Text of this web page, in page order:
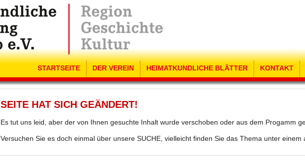
STARTSEITE DER VEREIN HEIMATKUNDLICHE BLÄTTER KONTAKT
SEITE HAT SICH GEÄNDERT!
Es tut uns leid, aber der von Ihnen gesuchte Inhalt wurde verschoben oder aus dem Progamm
Versuchen Sie es doch einmal über unsere SUCHE, vielleicht finden Sie das Thema unter einem